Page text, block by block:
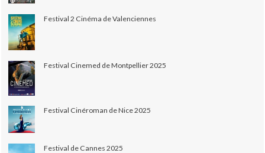
Festival 2 Cinéma de Valenciennes
Festival Cinemed de Montpellier 2025
Festival Cinéroman de Nice 2025
Festival de Cannes 2025